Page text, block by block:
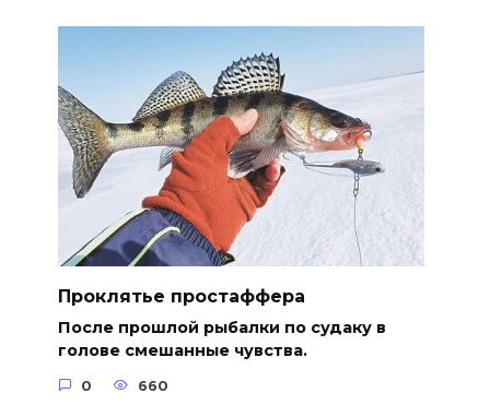
Проклятье простаффера
После прошлой рыбалки по судаку в
голове смешанные чувства.
0 660